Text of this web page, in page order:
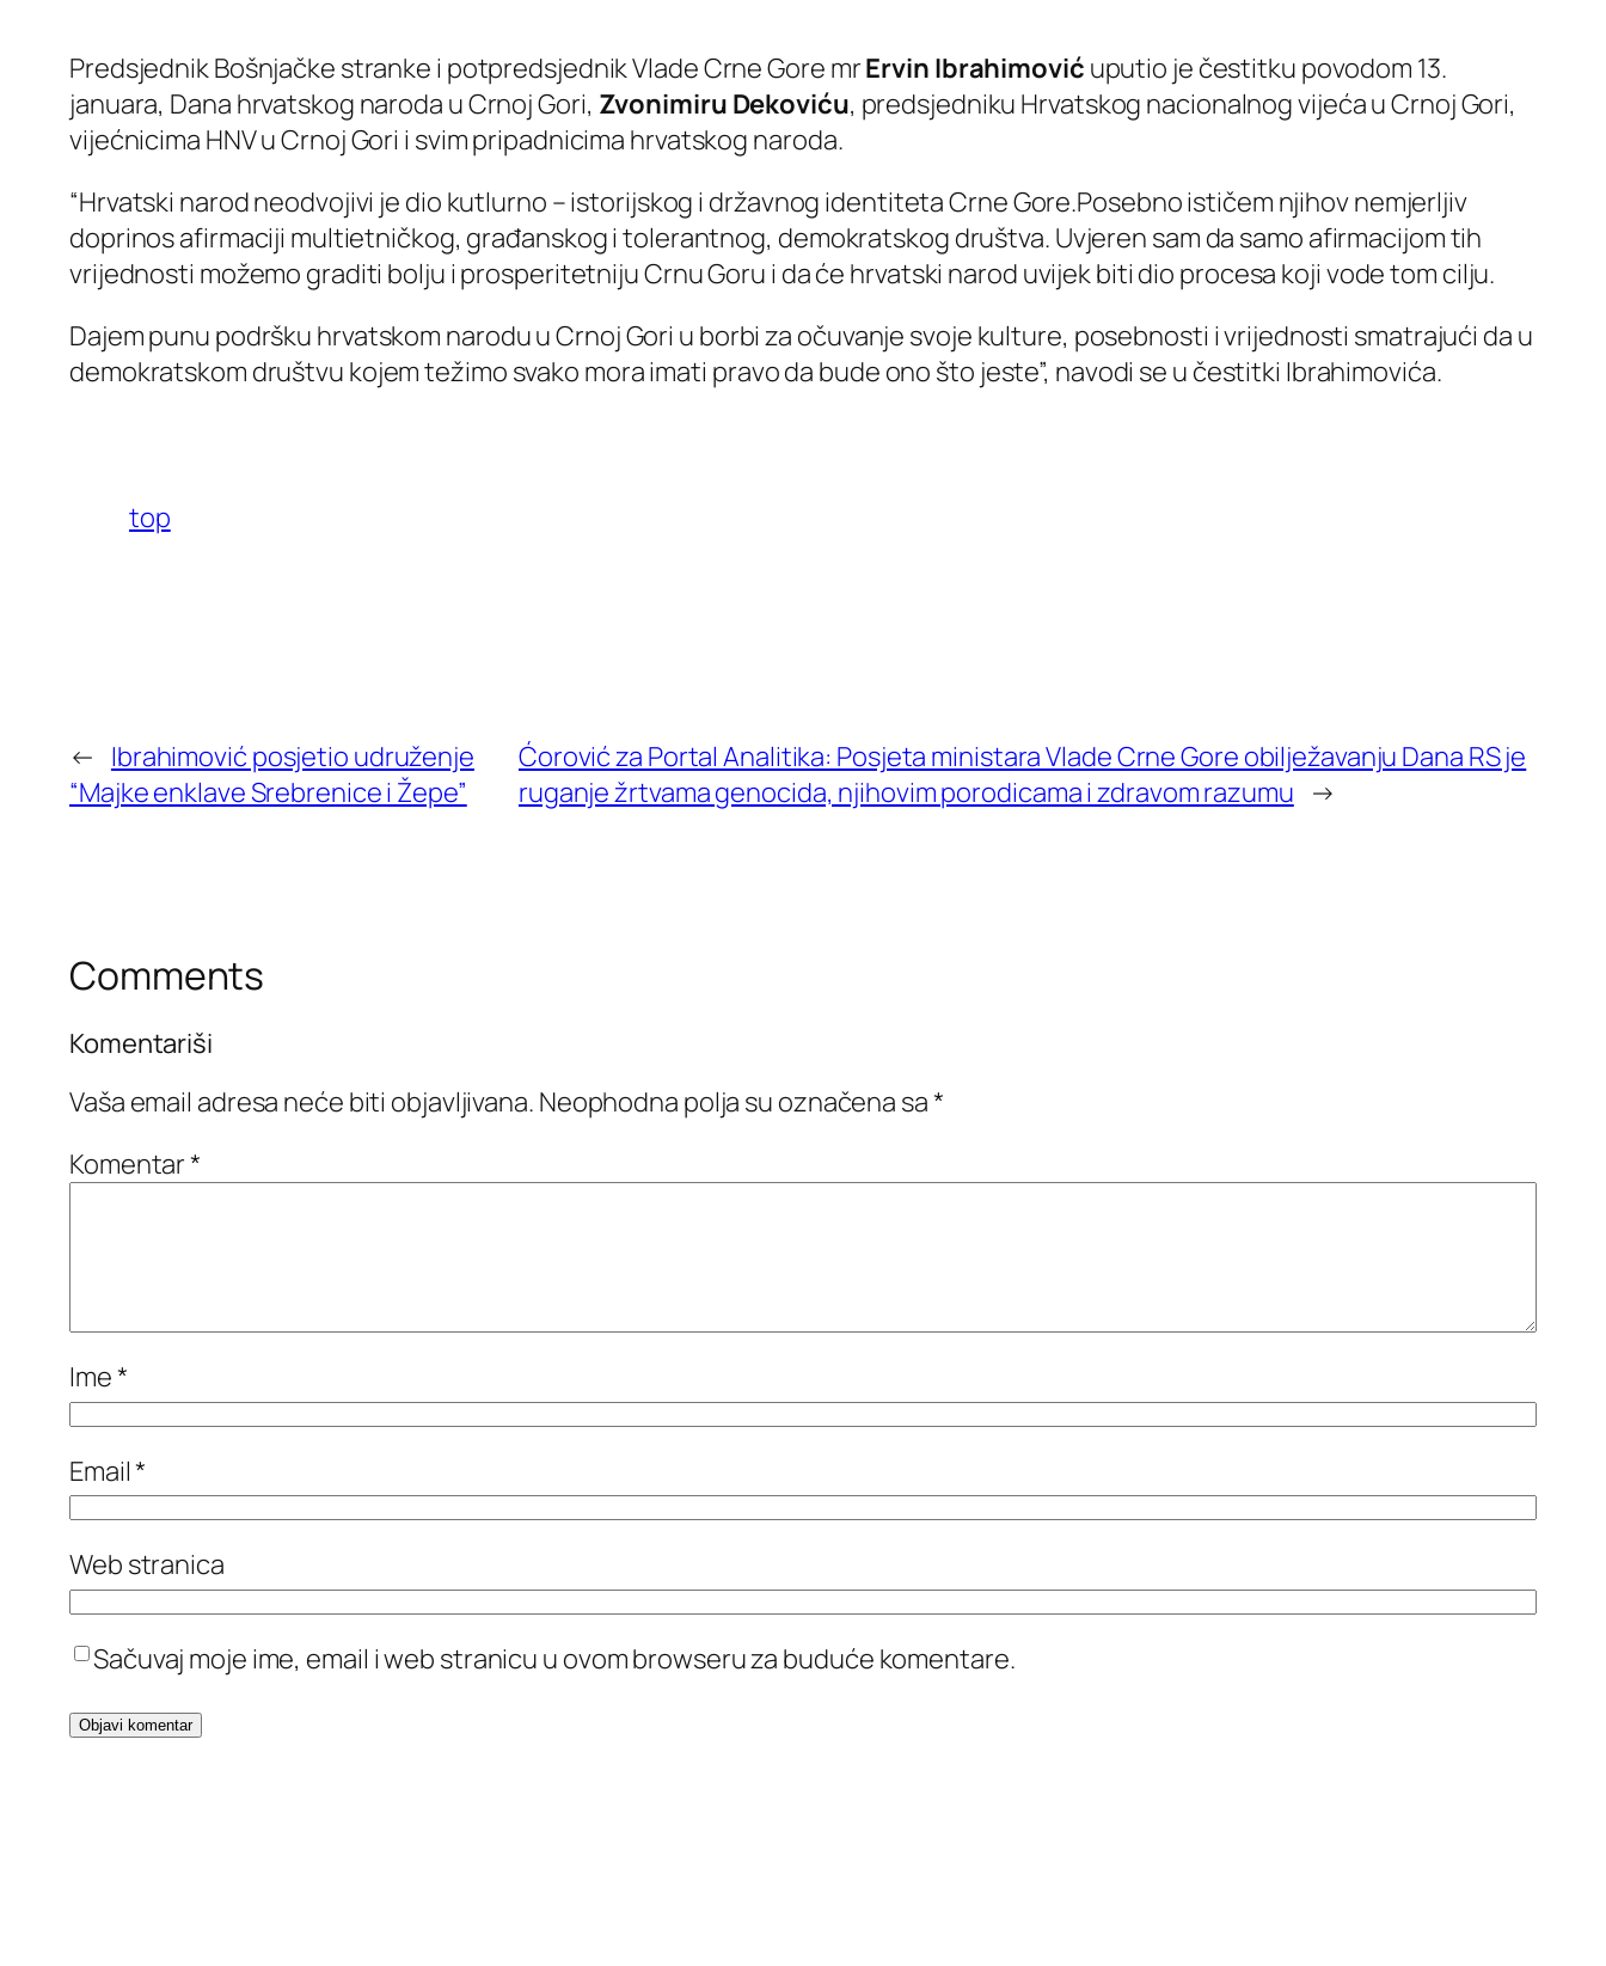
Predsjednik Bošnjačke stranke i potpredsjednik Vlade Crne Gore mrErvin Ibrahimović uputio je čestitku povodom 13.
januara, Dana hrvatskog naroda u Crnoj Gori, Zvonimiru Dekoviću, predsjedniku Hrvatskog nacionalnog vijeća u Crnoj Gori,
vijećnicima HNV u Crnoj Gori i svim pripadnicima hrvatskog naroda.
“Hrvatski narod neodvojivi je dio kutlurno – istorijskog i državnog identiteta Crne Gore.Posebno ističem njihov nemjerljiv
doprinos afirmaciji multietničkog, građanskog i tolerantnog, demokratskog društva. Uvjeren sam da samo afirmacijom tih
vrijednosti možemo graditi bolju i prosperitetniju Crnu Goru i da će hrvatski narod uvijek biti dio procesa koji vode tom cilju.
Dajem punu podršku hrvatskom narodu u Crnoj Gori u borbi za očuvanje svoje kulture, posebnosti i vrijednosti smatrajući da u
demokratskom društvu kojem težimo svako mora imati pravo da bude ono što jeste”, navodi se u čestitki Ibrahimovića.
top
← Ibrahimović posjetio udruženje
“Majke enklave Srebrenice i Žepe”
Ćorović za Portal Analitika: Posjeta ministara Vlade Crne Gore obilježavanju Dana RS je
ruganje žrtvama genocida, njihovim porodicama i zdravom razumu →
Comments
Komentariši
Vaša email adresa neće biti objavljivana. Neophodna polja su označena sa*
Komentar*
Ime*
Email*
Web stranica
Sačuvaj moje ime, email i web stranicu u ovom browseru za buduće komentare.